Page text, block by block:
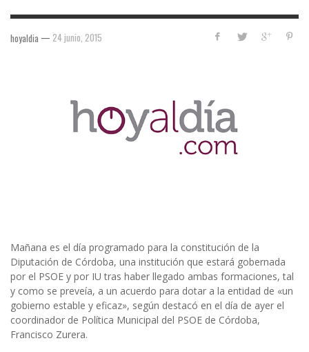
hoyaldia — 24 junio, 2015
Mañana es el día programado para la constitución de la
Diputación de Córdoba, una institución que estará gobernada
por el PSOE y por IU tras haber llegado ambas formaciones, tal
y como se preveía, a un acuerdo para dotar a la entidad de «un
gobierno estable y eficaz», según destacó en el día de ayer el
coordinador de Política Municipal del PSOE de Córdoba,
Francisco Zurera.